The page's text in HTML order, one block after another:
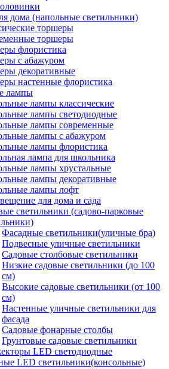
дома (напольные светильники)
торшеры
торшеры
флористика
с абажуром
декоративные
настенные флористика
лампы
лампы классические
лампы светодиодные
лампы современные
лампы с абажуром
лампы флористика
лампа для школьника
лампы хрустальные
лампы декоративные
лампы лофт
для дома и сада
светильники (садово-парковые
Фасадные светильники(уличные бра)
Подвесные уличные светильники
Садовые столбовые светильники
Низкие садовые светильники (до 100
см)
Высокие садовые светильники (от 100
см)
Настенные уличные светильники для
фасада
Садовые фонарные столбы
Грунтовые садовые светильники
LED светодиодные
LED светильники(консольные)